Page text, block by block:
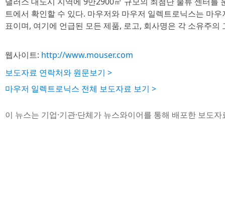
트에서 확인할 수 있다. 마우저와 마우저 일렉트로닉스는 마
표이며, 여기에 언급된 모든 제품, 로고, 회사명은 각 소유주의
웹사이트: http://www.mouser.com
보도자료 연락처와 원문보기 >
마우저 일렉트로닉스 전체 보도자료 보기 >
이 뉴스는 기업·기관·단체가 뉴스와이어를 통해 배포한 보도